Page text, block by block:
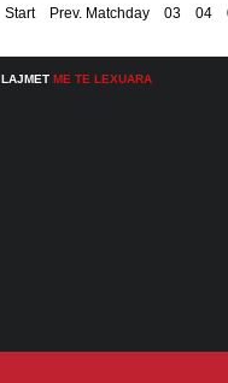
Start Prev. Matchday 03 04
LAJMET ME TE LEXUARA